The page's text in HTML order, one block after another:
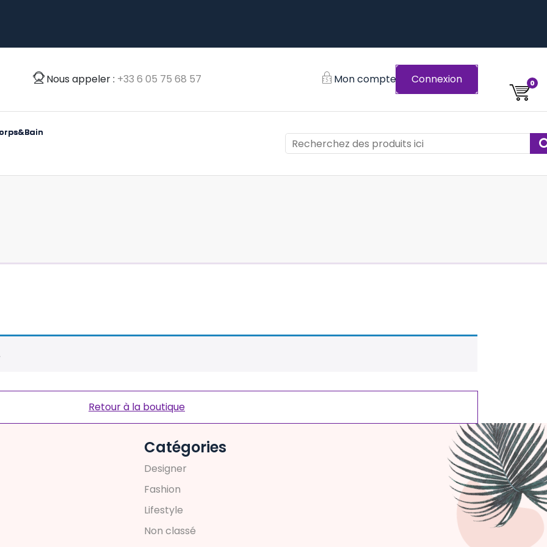
Nous appeler : ‭+33 6 05 75 68 57‬ Mon compte Connexion
orps&Bain
0
Retour à la boutique
Catégories
Designer
Fashion
Lifestyle
Non classé